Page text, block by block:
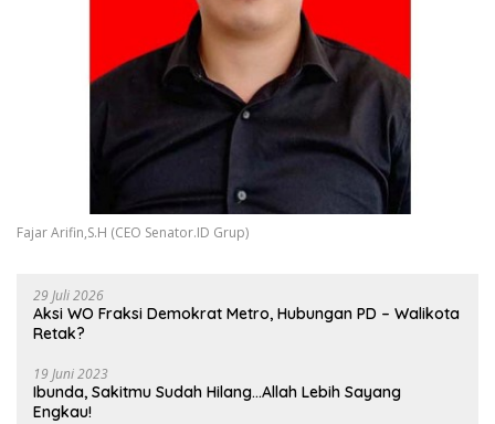
Fajar Arifin,S.H (CEO Senator.ID Grup)
29 Juli 2026
Aksi WO Fraksi Demokrat Metro, Hubungan PD – Walikota
Retak?
19 Juni 2023
Ibunda, Sakitmu Sudah Hilang…Allah Lebih Sayang
Engkau!